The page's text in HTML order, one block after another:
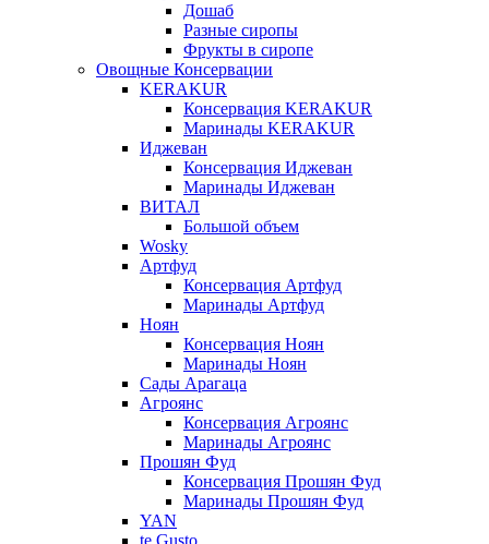
Дошаб
Разные сиропы
Фрукты в сиропе
Овощные Консервации
KERAKUR
Консервация KERAKUR
Маринады KERAKUR
Иджеван
Консервация Иджеван
Маринады Иджеван
ВИТАЛ
Большой объем
Wosky
Артфуд
Консервация Артфуд
Маринады Артфуд
Ноян
Консервация Ноян
Маринады Ноян
Сады Арагаца
Агроянс
Консервация Агроянс
Маринады Агроянс
Прошян Фуд
Консервация Прошян Фуд
Маринады Прошян Фуд
YAN
te Gusto